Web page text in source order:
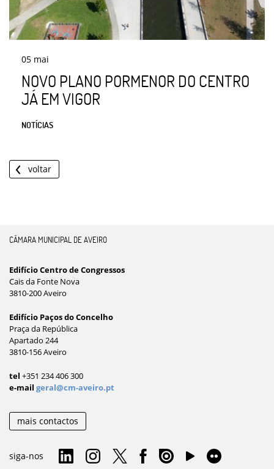
05 mai
NOVO PLANO PORMENOR DO CENTRO
JÁ EM VIGOR
NOTÍCIAS
voltar
CÂMARA MUNICIPAL DE AVEIRO
Edifício Centro de Congressos
Cais da Fonte Nova
3810-200 Aveiro
Edifício Paços do Concelho
Praça da República
Apartado 244
3810-156 Aveiro
tel +351 234 406 300
e-mail geral@cm-aveiro.pt
mais contactos
siga-nos